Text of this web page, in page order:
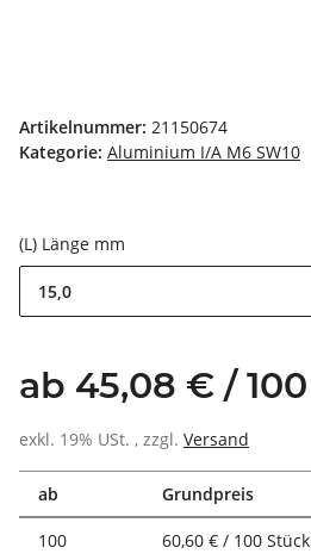
Artikelnummer: 21150674
Kategorie: Aluminium I/A M6 SW10
(L) Länge mm
15,0
ab 45,08 € /
exkl. 19% USt. , zzgl. Versand
ab Grundpreis
100 60,60 € / 100